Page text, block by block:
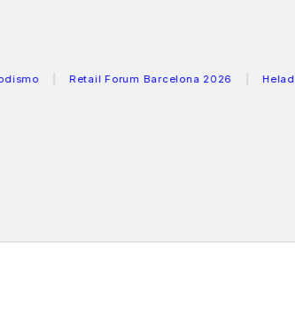
Retail Forum Barcelona 2026 Heladeras